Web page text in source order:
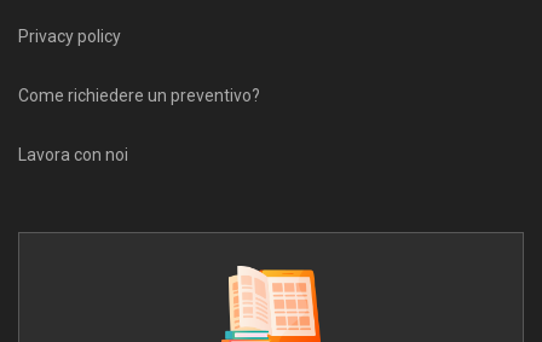
Privacy policy
Come richiedere un preventivo?
Lavora con noi